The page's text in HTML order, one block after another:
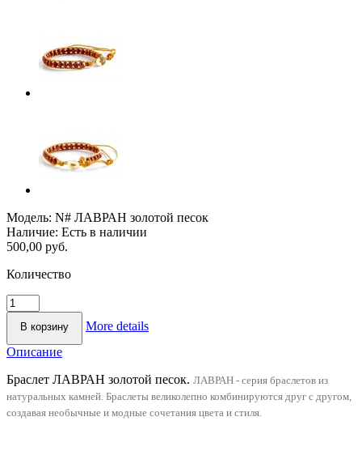
Модель: N# ЛАВРАН золотой песок
Наличие: Есть в наличии
500,00 руб.
Количество
More details
Описание
Браслет ЛАВРАН золотой песок. ЛАВРАН - серия браслетов из
натуральных камней. Браслеты великолепно комбинируются друг с другом,
создавая необычные и модные сочетания цвета и стиля.